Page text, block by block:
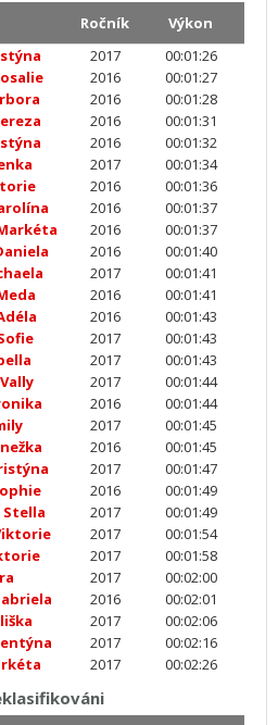
Ročník
Výkon
2017
00:01:26
2016
00:01:27
2016
00:01:28
2016
00:01:31
2016
00:01:32
2017
00:01:34
2016
00:01:36
2016
00:01:37
2016
00:01:37
2016
00:01:40
2017
00:01:41
2016
00:01:41
2016
00:01:43
2017
00:01:43
2017
00:01:43
2017
00:01:44
2016
00:01:44
2017
00:01:45
2016
00:01:45
2017
00:01:47
2016
00:01:49
Stella 2017
00:01:49
2017
00:01:54
2017
00:01:58
2017
00:02:00
2016
00:02:01
2017
00:02:06
2017
00:02:16
2017 00:02:26